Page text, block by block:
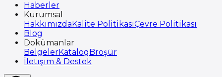
Haberler
Kurumsal
HakkımızdaKalite PolitikasıÇevre Politikası
Blog
Dokümanlar
BelgelerKatalogBroşür
İletişim & Destek